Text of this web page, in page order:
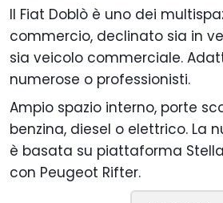
Il Fiat Doblò è uno dei
commercio, declinato sia in
sia veicolo commerciale.
numerose o professionisti.
Ampio spazio interno, porte
benzina, diesel o elettrico. La
è basata su piattaforma
con Peugeot Rifter.